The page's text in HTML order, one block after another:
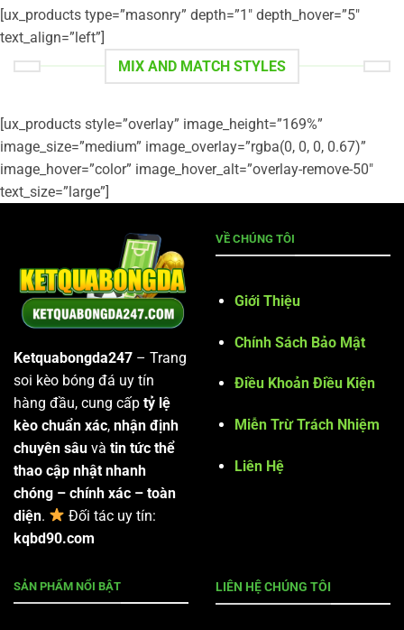
[ux_products type=”masonry” depth=”1″ depth_hover=”5″
text_align=”left”]
MIX AND MATCH STYLES
[ux_products style=”overlay” image_height=”169%”
image_size=”medium” image_overlay=”rgba(0, 0, 0, 0.67)”
image_hover=”color” image_hover_alt=”overlay-remove-50″
text_size=”large”]
Ketquabongda247 – Trang
soi kèo bóng đá uy tín
hàng đầu, cung cấp tỷ lệ
kèo chuẩn xác, nhận định
chuyên sâu và tin tức thể
thao cập nhật nhanh
chóng – chính xác – toàn
diện.
Đối tác uy tín:
kqbd90.com
VỀ CHÚNG TÔI
Giới Thiệu
Chính Sách Bảo Mật
Điều Khoản Điều Kiện
Miễn Trừ Trách Nhiệm
Liên Hệ
SẢN PHẨM NỔI BẬT LIÊN HỆ CHÚNG TÔI